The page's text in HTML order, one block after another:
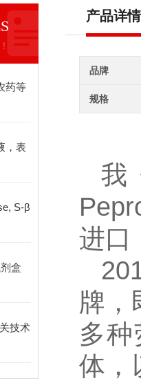
药等
，表
S-β
盒
技术
产品详情
品牌
规格
进口
牌，
多
体，